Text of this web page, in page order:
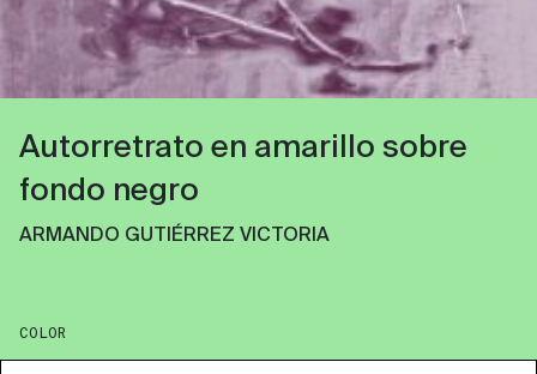
Autorretrato en amarillo sobre
fondo negro
ARMANDO GUTIÉRREZ VICTORIA
COLOR